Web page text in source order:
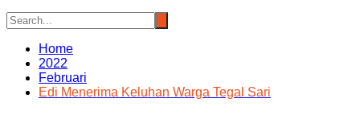
Home
2022
Februari
Edi Menerima Keluhan Warga Tegal Sari